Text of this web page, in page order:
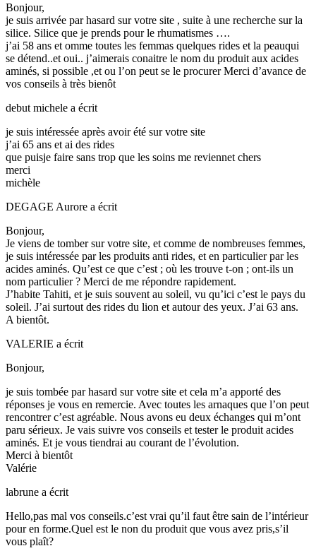
Bonjour,
je suis arrivée par hasard sur votre site , suite à une recherche sur la
silice. Silice que je prends pour le rhumatismes ….
j’ai 58 ans et omme toutes les femmas quelques rides et la peauqui
se détend..et oui.. j’aimerais conaitre le nom du produit aux acides
aminés, si possible ,et ou l’on peut se le procurer Merci d’avance de
vos conseils à très bienôt
debut michele a écrit
je suis intéressée après avoir été sur votre site
j’ai 65 ans et ai des rides
que puisje faire sans trop que les soins me reviennet chers
merci
michèle
DEGAGE Aurore a écrit
Bonjour,
Je viens de tomber sur votre site, et comme de nombreuses femmes,
je suis intéressée par les produits anti rides, et en particulier par les
acides aminés. Qu’est ce que c’est ; où les trouve t-on ; ont-ils un
nom particulier ? Merci de me répondre rapidement.
J’habite Tahiti, et je suis souvent au soleil, vu qu’ici c’est le pays du
soleil. J’ai surtout des rides du lion et autour des yeux. J’ai 63 ans.
A bientôt.
VALERIE a écrit
Bonjour,
je suis tombée par hasard sur votre site et cela m’a apporté des
réponses je vous en remercie. Avec toutes les arnaques que l’on peut
rencontrer c’est agréable. Nous avons eu deux échanges qui m’ont
paru sérieux. Je vais suivre vos conseils et tester le produit acides
aminés. Et je vous tiendrai au courant de l’évolution.
Merci à bientôt
Valérie
labrune a écrit
Hello,pas mal vos conseils.c’est vrai qu’il faut être sain de l’intérieur
pour en forme.Quel est le non du produit que vous avez pris,s’il
vous plaît?